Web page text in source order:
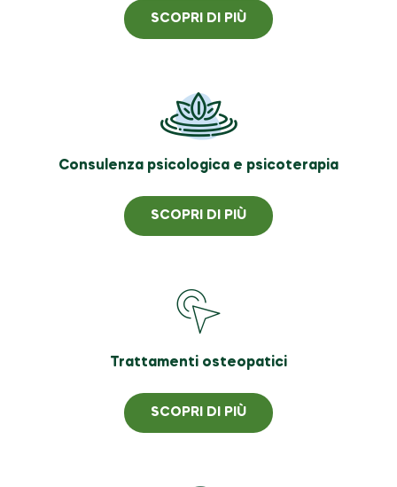
SCOPRI DI PIÙ
Consulenza psicologica e psicoterapia
SCOPRI DI PIÙ
Trattamenti osteopatici
SCOPRI DI PIÙ